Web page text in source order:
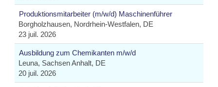
Produktionsmitarbeiter (m/w/d) Maschinenführer
Borgholzhausen, Nordrhein-Westfalen, DE
23 juil. 2026
Ausbildung zum Chemikanten m/w/d
Leuna, Sachsen Anhalt, DE
20 juil. 2026